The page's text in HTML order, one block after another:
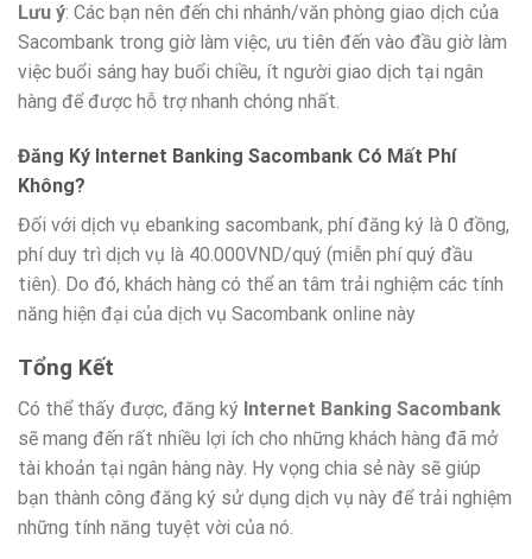
Lưu ý: Các bạn nên đến chi nhánh/văn phòng giao dịch của
Sacombank trong giờ làm việc, ưu tiên đến vào đầu giờ làm
việc buổi sáng hay buổi chiều, ít người giao dịch tại ngân
hàng để được hỗ trợ nhanh chóng nhất.
Đăng Ký Internet Banking Sacombank Có Mất Phí
Không?
Đối với dịch vụ ebanking sacombank, phí đăng ký là 0 đồng,
phí duy trì dịch vụ là 40.000VND/quý (miễn phí quý đầu
tiên). Do đó, khách hàng có thể an tâm trải nghiệm các tính
năng hiện đại của dịch vụ Sacombank online này
Tổng Kết
Có thể thấy được, đăng ký Internet Banking Sacombank
sẽ mang đến rất nhiều lợi ích cho những khách hàng đã mở
tài khoản tại ngân hàng này. Hy vọng chia sẻ này sẽ giúp
bạn thành công đăng ký sử dụng dịch vụ này để trải nghiệm
những tính năng tuyệt vời của nó.